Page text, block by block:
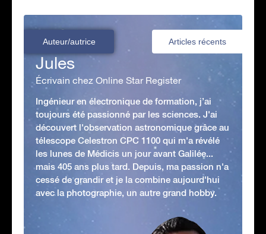
Auteur/autrice Articles récents
Jules
Écrivain chez Online Star Register
Ingénieur en électronique de formation, j’ai
toujours été passionné par les sciences. J'ai
découvert l'observation astronomique grâce au
télescope Celestron CPC 1100 qui m'a révélé
les lunes de Médicis un jour avant Galilée...
mais 405 ans plus tard. Depuis, ma passion n'a
cessé de grandir et je la combine aujourd'hui
avec la photographie, un autre grand hobby.